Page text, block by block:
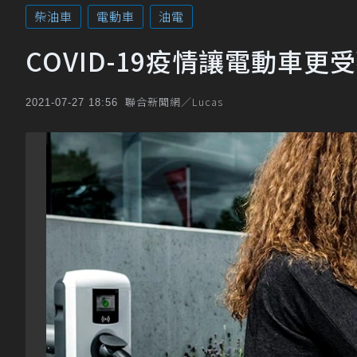
柴油車 電動車 油電
COVID-19疫情讓電動車更
2021-07-27 18:56 聯合新聞網／Lucas